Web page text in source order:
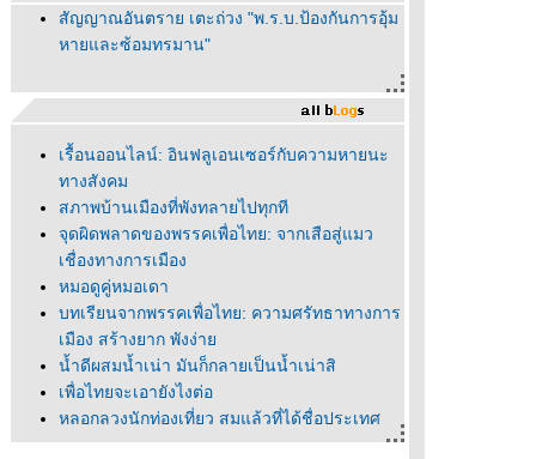
สัญญาณอันตราย เตะถ่วง "พ.ร.บ.ป้องกันการอุ้ม
หายและซ้อมทรมาน"
เรื้อนออนไลน์: อินฟลูเอนเซอร์กับความหายนะ
ทางสังคม
สภาพบ้านเมืองที่พังทลายไปทุกที
จุดผิดพลาดของพรรคเพื่อไทย: จากเสือสู่แมว
เชื่องทางการเมือง
หมอดูคู่หมอเดา
บทเรียนจากพรรคเพื่อไทย: ความศรัทธาทางการ
เมือง สร้างยาก พังง่า
น้ำดีผสมน้ำเน่า มันก็กลายเป็นน้ำเน่าสิ
เพื่อไทยจะเอายังไงต่อ
หลอกลวงนักท่องเที่ยว สมแล้วที่ได้ชื่อประเทศ
ลกที่สาม